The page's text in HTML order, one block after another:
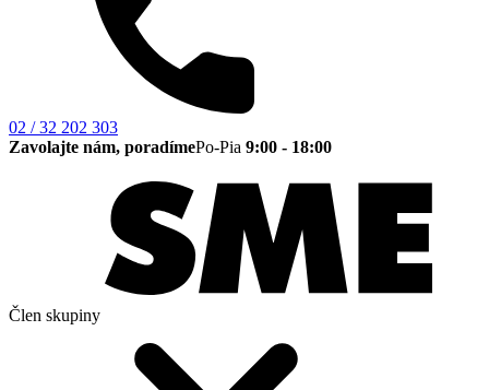
02 / 32 202 303
Zavolajte nám, poradímePo-Pia 9:00 - 18:00
Člen skupiny